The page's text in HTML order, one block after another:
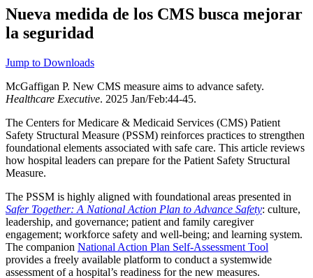
Nueva medida de los CMS busca mejorar
la seguridad
Jump to Downloads
McGaffigan P. New CMS measure aims to advance safety.
Healthcare Executive. 2025 Jan/Feb:44-45.
The Centers for Medicare & Medicaid Services (CMS) Patient
Safety Structural Measure (PSSM) reinforces practices to strengthen
foundational elements associated with safe care. This article reviews
how hospital leaders can prepare for the Patient Safety Structural
Measure.
The PSSM is highly aligned with foundational areas presented in
Safer Together: A National Action Plan to Advance Safety: culture,
leadership, and governance; patient and family caregiver
engagement; workforce safety and well-being; and learning system.
The companion National Action Plan Self-Assessment Tool
provides a freely available platform to conduct a systemwide
assessment of a hospital’s readiness for the new measures.